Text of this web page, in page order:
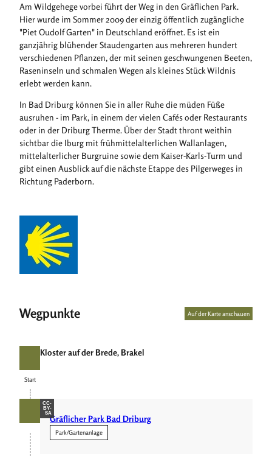
Am Wildgehege vorbei führt der Weg in den Gräflichen Park.
Hier wurde im Sommer 2009 der einzig öffentlich zugängliche
"Piet Oudolf Garten" in Deutschland eröffnet. Es ist ein
ganzjährig blühender Staudengarten aus mehreren hundert
verschiedenen Pflanzen, der mit seinen geschwungenen Beeten,
Raseninseln und schmalen Wegen als kleines Stück Wildnis
erlebt werden kann.
In Bad Driburg können Sie in aller Ruhe die müden Füße
ausruhen - im Park, in einem der vielen Cafés oder Restaurants
oder in der Driburg Therme. Über der Stadt thront weithin
sichtbar die Iburg mit frühmittelalterlichen Wallanlagen,
mittelalterlicher Burgruine sowie dem Kaiser-Karls-Turm und
gibt einen Ausblick auf die nächste Etappe des Pilgerweges in
Richtung Paderborn.
Wegpunkte Auf der Karte anschauen
Start
Kloster auf der Brede, Brakel
CC-
BY-
SA
Gräflicher Park Bad Driburg
Park/Gartenanlage